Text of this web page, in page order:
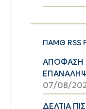
ΠΑΜΘ RSS
ΑΠΟΦΑΣΗ
07/08/
ΔΕΛΤΙΑ